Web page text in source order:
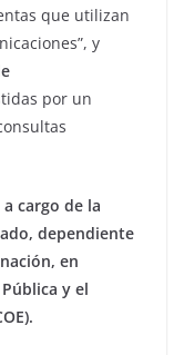
que utilizan
y
por un
cargo de la
dependiente
en
y el